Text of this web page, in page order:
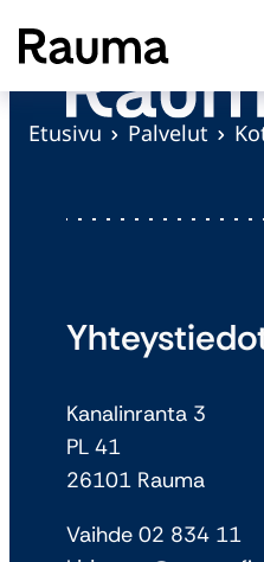
S
i
Etusivu Palvelut
Kanalinranta 3
PL 41
26101 Rauma
Vaihde 02 834 11